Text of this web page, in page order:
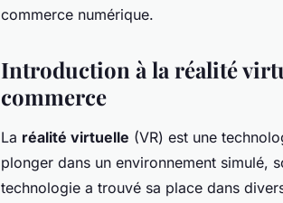
commerce numérique.
Introduction à la réalité
commerce
La réalité virtuelle (VR) est une
plonger dans un environnement simulé,
technologie a trouvé sa place dans